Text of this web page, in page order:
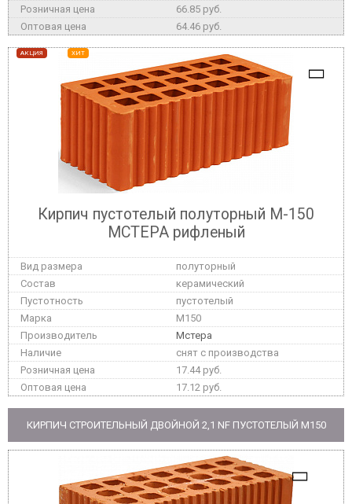
66.85 руб.
64.46 руб.
АКЦИЯ ХИТ
Кирпич пустотелый полуторный М-150
МСТЕРА рифленый
полуторный
керамический
пустотелый
M150
Мстера
снят с производства
17.44 руб.
17.12 руб.
КИРПИЧ СТРОИТЕЛЬНЫЙ ДВОЙНОЙ 2,1 NF ПУСТОТЕЛЫЙ M150